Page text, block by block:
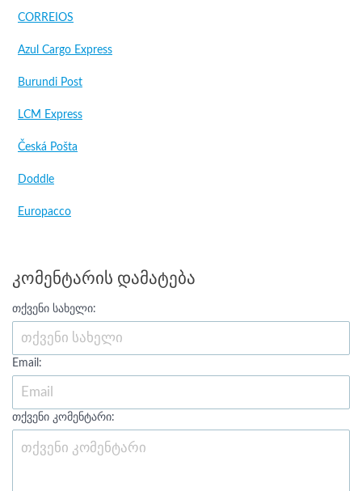
CORREIOS
Azul Cargo Express
Burundi Post
LCM Express
Česká Pošta
Doddle
Europacco
კომენტარის დამატება
თქვენი სახელი:
Email:
თქვენი კომენტარი: